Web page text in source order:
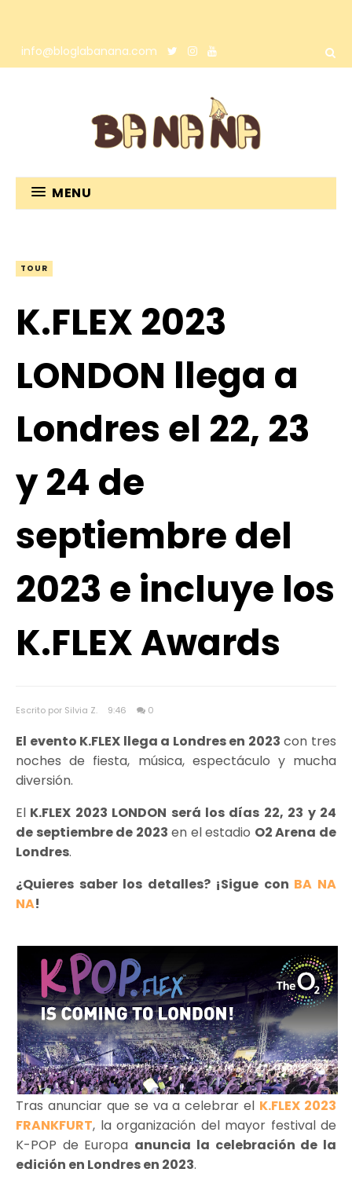
info@bloglabanana.com
MENU
TOUR
K.FLEX 2023
LONDON llega a
Londres el 22, 23
y 24 de
septiembre del
2023 e incluye los
K.FLEX Awards
Escrito por Silvia Z. 9:46 0
El evento K.FLEX llega a Londres en 2023 con tres
noches de fiesta, música, espectáculo y mucha
diversión.
El K.FLEX 2023 LONDON será los días 22, 23 y 24
de septiembre de 2023 en el estadio O2 Arena de
Londres.
¿Quieres saber los detalles? ¡Sigue con BA NA
NA!
Tras anunciar que se va a celebrar el K.FLEX 2023
FRANKFURT, la organización del mayor festival de
K-POP de Europa anuncia la celebración de la
edición en Londres en 2023.